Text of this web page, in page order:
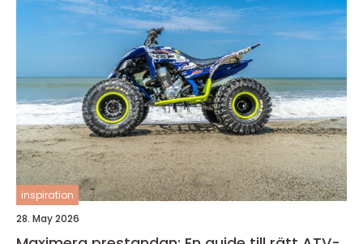
inspiration
28. May 2026